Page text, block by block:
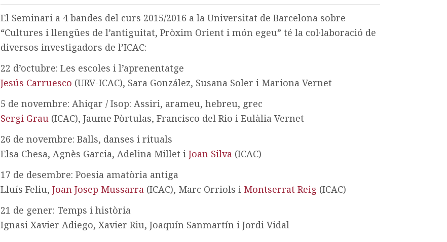
El Seminari a 4 bandes del curs 2015/2016 a la Universitat de Barcelona sobre
“Cultures i llengües de l’antiguitat, Pròxim Orient i món egeu” té la col·laboració de
diversos investigadors de l’ICAC:
22 d’octubre: Les escoles i l’aprenentatge
Jesús Carruesco (URV-ICAC), Sara González, Susana Soler i Mariona Vernet
5 de novembre: Ahiqar / Isop: Assiri, arameu, hebreu, grec
Sergi Grau (ICAC), Jaume Pòrtulas, Francisco del Rio i Eulàlia Vernet
26 de novembre: Balls, danses i rituals
Elsa Chesa, Agnès Garcia, Adelina Millet i Joan Silva (ICAC)
17 de desembre: Poesia amatòria antiga
Lluís Feliu, Joan Josep Mussarra (ICAC), Marc Orriols i Montserrat Reig (ICAC)
21 de gener: Temps i història
Ignasi Xavier Adiego, Xavier Riu, Joaquín Sanmartín i Jordi Vidal